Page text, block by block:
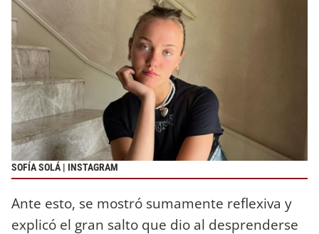
SOFÍA SOLÁ | INSTAGRAM
Ante esto, se mostró sumamente reflexiva y
explicó el gran salto que dio al desprenderse